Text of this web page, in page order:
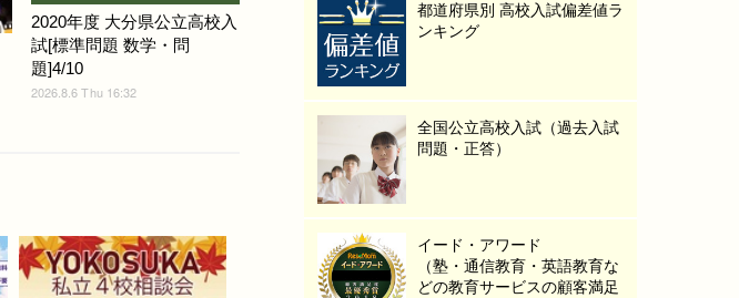
2020年度 大分県公立高校入
試[標準問題 数学・問
題]4/10
2026.8.6 Thu 16:32
都道府県別 高校入試偏差値ラ
ンキング
全国公立高校入試（過去入試
問題・正答）
イード・アワード
（塾・通信教育・英語教育な
どの教育サービスの顧客満足